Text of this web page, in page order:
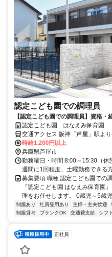
認定こども園での調理員
【認定こども園での調理員】資格
改善30,000円を毎月支給
認定こども園 はなえみ保育園
交通アクセス 阪神「芦屋」駅よ
分 阪神「打出」駅より徒歩17分
時給1,200円以上
兵庫県芦屋市
勤務曜日・時間 8:00～15:30（
週間に1回程度、土曜勤務できる
募集要項 職種 認定こども園での
『認定こども園 はなえみ保育園
理をお任せします。 0歳児～5歳
制服あり 社員登用あり 主婦・主夫歓迎
制服貸与
ブランクOK 交通費支給 シフ
正社員